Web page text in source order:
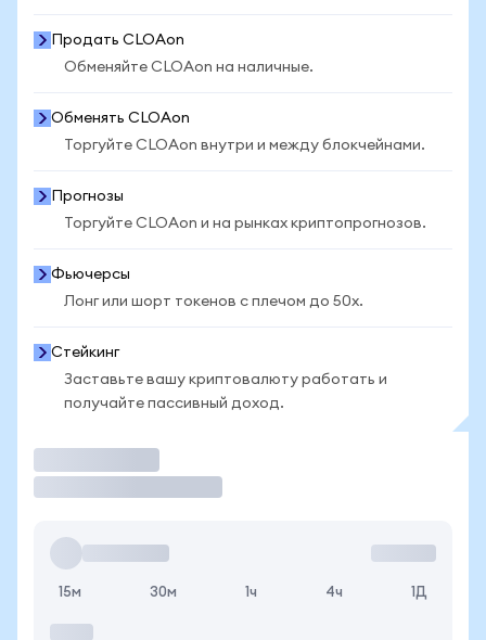
Продать CLOAon
Обменяйте CLOAon на наличные.
Обменять CLOAon
Торгуйте CLOAon внутри и между блокчейнами.
Прогнозы
Торгуйте CLOAon и на рынках криптопрогнозов.
Фьючерсы
Лонг или шорт токенов с плечом до 50x.
Стейкинг
Заставьте вашу криптовалюту работать и
получайте пассивный доход.
15м 30м 1ч 4ч 1Д